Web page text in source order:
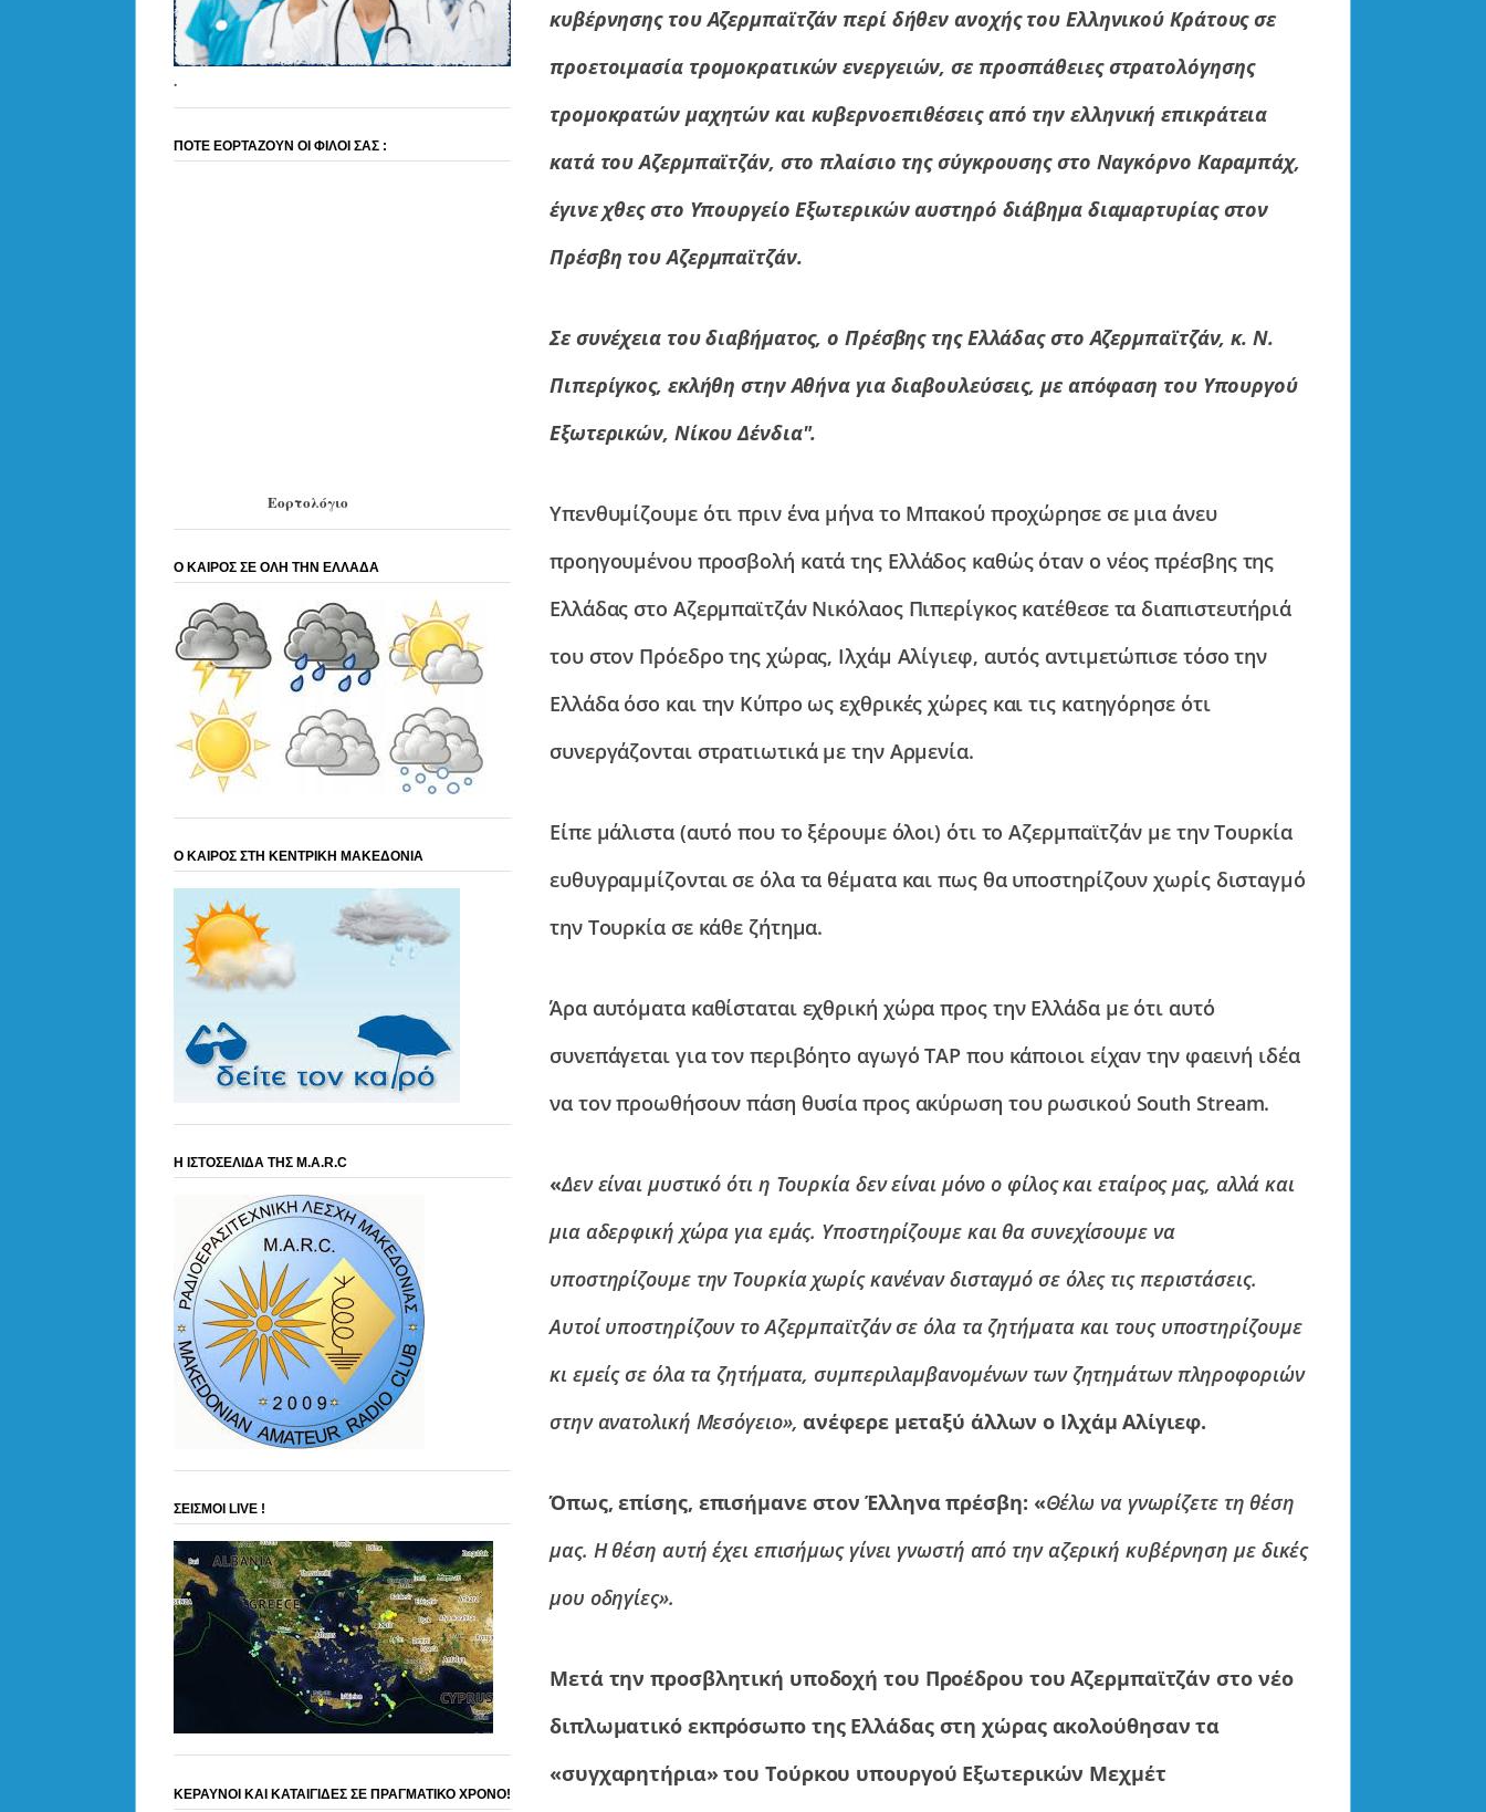
κυβέρνησης του Αζερμπαϊτζάν περί δήθεν ανοχής του Ελληνικού Κράτους σε
προετοιμασία τρομοκρατικών ενεργειών, σε προσπάθειες στρατολόγησης
τρομοκρατών μαχητών και κυβερνοεπιθέσεις από την ελληνική επικράτεια
κατά του Αζερμπαϊτζάν, στο πλαίσιο της σύγκρουσης στο Ναγκόρνο Καραμπάχ,
έγινε χθες στο Υπουργείο Εξωτερικών αυστηρό διάβημα διαμαρτυρίας στον
Πρέσβη του Αζερμπαϊτζάν.
Σε συνέχεια του διαβήματος, ο Πρέσβης της Ελλάδας στο Αζερμπαϊτζάν, κ. Ν.
Πιπερίγκος, εκλήθη στην Αθήνα για διαβουλεύσεις, με απόφαση του Υπουργού
Εξωτερικών, Νίκου Δένδια".
Υπενθυμίζουμε ότι πριν ένα μήνα το Μπακού προχώρησε σε μια άνευ
προηγουμένου προσβολή κατά της Ελλάδος καθώς όταν ο νέος πρέσβης της
Ελλάδας στο Αζερμπαϊτζάν Νικόλαος Πιπερίγκος κατέθεσε τα διαπιστευτήριά
του στον Πρόεδρο της χώρας, Ιλχάμ Αλίγιεφ, αυτός αντιμετώπισε τόσο την
Ελλάδα όσο και την Κύπρο ως εχθρικές χώρες και τις κατηγόρησε ότι
συνεργάζονται στρατιωτικά με την Αρμενία.
Είπε μάλιστα (αυτό που το ξέρουμε όλοι) ότι το Αζερμπαϊτζάν με την Τουρκία
ευθυγραμμίζονται σε όλα τα θέματα και πως θα υποστηρίζουν χωρίς δισταγμό
την Τουρκία σε κάθε ζήτημα.
Άρα αυτόματα καθίσταται εχθρική χώρα προς την Ελλάδα με ότι αυτό
συνεπάγεται για τον περιβόητο αγωγό ΤΑΡ που κάποιοι είχαν την φαεινή ιδέα
να τον προωθήσουν πάση θυσία προς ακύρωση του ρωσικού South Stream.
«Δεν είναι μυστικό ότι η Τουρκία δεν είναι μόνο ο φίλος και εταίρος μας, αλλά και
μια αδερφική χώρα για εμάς. Υποστηρίζουμε και θα συνεχίσουμε να
υποστηρίζουμε την Τουρκία χωρίς κανέναν δισταγμό σε όλες τις περιστάσεις.
Αυτοί υποστηρίζουν το Αζερμπαϊτζάν σε όλα τα ζητήματα και τους υποστηρίζουμε
κι εμείς σε όλα τα ζητήματα, συμπεριλαμβανομένων των ζητημάτων πληροφοριών
στην ανατολική Μεσόγειο», ανέφερε μεταξύ άλλων ο Ιλχάμ Αλίγιεφ.
Όπως, επίσης, επισήμανε στον Έλληνα πρέσβη: «Θέλω να γνωρίζετε τη θέση
μας. Η θέση αυτή έχει επισήμως γίνει γνωστή από την αζερική κυβέρνηση με δικές
μου οδηγίες».
Μετά την προσβλητική υποδοχή του Προέδρου του Αζερμπαϊτζάν στο νέο
διπλωματικό εκπρόσωπο της Ελλάδας στη χώρας ακολούθησαν τα
«συγχαρητήρια» του Τούρκου υπουργού Εξωτερικών Μεχμέτ
.
ΠΟΤΕ ΕΟΡΤΑΖΟΥΝ ΟΙ ΦΙΛΟΙ ΣΑΣ :
Εορτολόγιο
Ο ΚΑΙΡΟΣ ΣΕ ΟΛΗ ΤΗΝ ΕΛΛΑΔΑ
Ο ΚΑΙΡΟΣ ΣΤΗ ΚΕΝΤΡΙΚΗ ΜΑΚΕΔΟΝΙΑ
Η ΙΣΤΟΣΕΛΙΔΑ ΤΗΣ M.A.R.C
ΣΕΙΣΜΟΙ LIVE !
ΚΕΡΑΥΝΟΙ ΚΑΙ ΚΑΤΑΙΓΙΔΕΣ ΣΕ ΠΡΑΓΜΑΤΙΚΟ ΧΡΟΝΟ!